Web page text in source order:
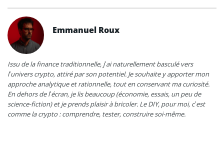
Emmanuel Roux
Issu de la finance traditionnelle, j’ai naturellement basculé vers
l’univers crypto, attiré par son potentiel. Je souhaite y apporter mon
approche analytique et rationnelle, tout en conservant ma curiosité.
En dehors de l’écran, je lis beaucoup (économie, essais, un peu de
science-fiction) et je prends plaisir à bricoler. Le DIY, pour moi, c’est
comme la crypto : comprendre, tester, construire soi-même.